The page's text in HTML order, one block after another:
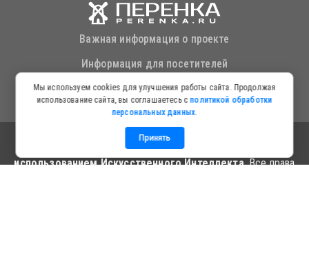
Важная информация о проекте
Информация для посетителей
Политика в отношении обработки персональных данных
Новостной агрегатор "ПЕРЕНКА.RU" с
использованием Искусственного Интеллекта. Все права
Мы используем cookies для улучшения работы сайта. Продолжая
использование сайта, вы соглашаетесь сполитикой обработки
персональных данных.
Принять